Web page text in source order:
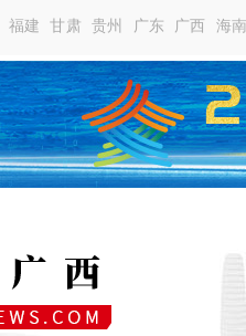
福建 甘肃 贵州 广东 广西 海